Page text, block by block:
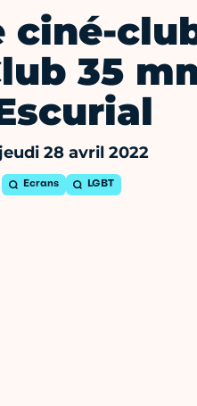
ciné-
35
28 avril 2022
Ecrans LGBT